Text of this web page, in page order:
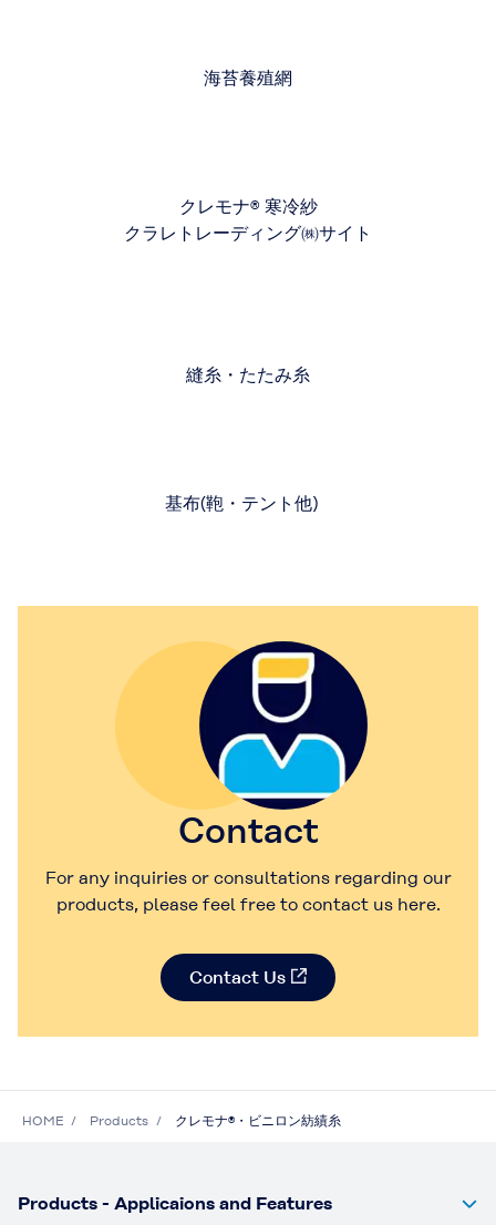
海苔養殖網
クレモナ® 寒冷紗
クラレトレーディング㈱サイト
縫糸・たたみ糸
基布(鞄・テント他)
Contact
For any inquiries or consultations regarding our
products, please feel free to contact us here.
Contact Us
HOME Products クレモナ®・ビニロン紡績糸
Products - Applicaions and Features